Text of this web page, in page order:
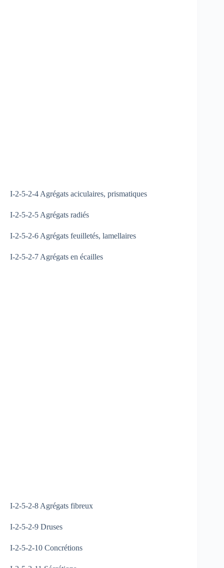
I-2-5-2-4 Agrégats aciculaires, prismatiques
I-2-5-2-5 Agrégats radiés
I-2-5-2-6 Agrégats feuilletés, lamellaires
I-2-5-2-7 Agrégats en écailles
I-2-5-2-8 Agrégats fibreux
I-2-5-2-9 Druses
I-2-5-2-10 Concrétions